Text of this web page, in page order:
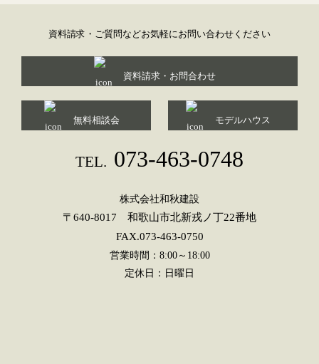
資料請求・ご質問などお気軽にお問い合わせください
資料請求・お問合わせ
無料相談会 モデルハウス
TEL. 073-463-0748
株式会社和秋建設
〒640-8017 和歌山市北新戎ノ丁22番地
FAX.073-463-0750
営業時間：8:00～18:00
定休日：日曜日